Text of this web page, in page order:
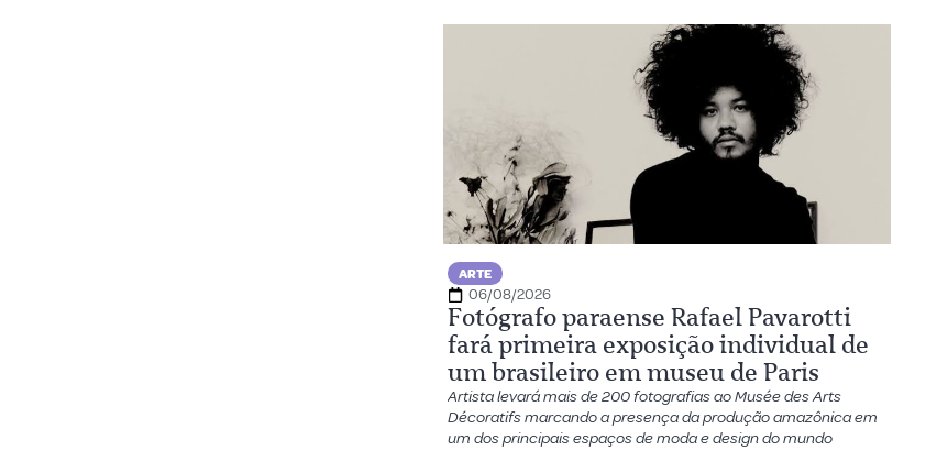
ARTE
06/08/2026
Fotógrafo paraense Rafael Pavarotti
fará primeira exposição individual de
um brasileiro em museu de Paris
Artista levará mais de 200 fotografias ao Musée des Arts
Décoratifs marcando a presença da produção amazônica em
um dos principais espaços de moda e design do mundo